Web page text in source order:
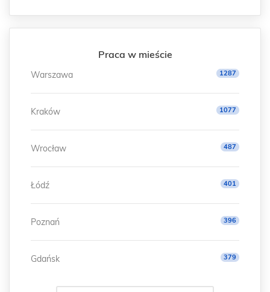
Praca w mieście
Warszawa 1287
Kraków 1077
Wrocław 487
Łódź 401
Poznań 396
Gdańsk 379